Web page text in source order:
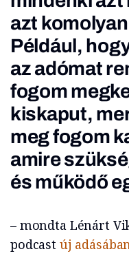
azt
Például,
az adómat
fogom
kiskaput,
meg fogom
amire
és működő
– mondta Lénárt
podcast új